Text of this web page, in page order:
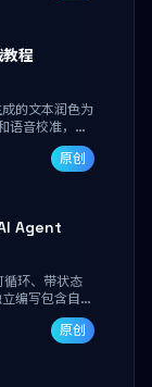
程
的文本润色为
语音校准，让
容创作者和技
原创
Agent
环、带状态
编写包含自动
开递归溢出、
原创